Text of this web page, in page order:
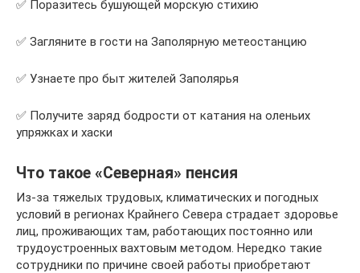
✅ Поразитесь бушующей морскую стихию
✅ Загляните в гости на Заполярную метеостанцию
✅ Узнаете про быт жителей Заполярья
✅ Получите заряд бодрости от катания на оленьих
упряжках и хаски
Что такое «Северная» пенсия
Из-за тяжелых трудовых, климатических и погодных
условий в регионах Крайнего Севера страдает здоровье
лиц, проживающих там, работающих постоянно или
трудоустроенных вахтовым методом. Нередко такие
сотрудники по причине своей работы приобретают